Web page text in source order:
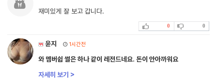
재미있게 잘 보고 갑니다.
0 0
윤지 1시간전
와 멤버쉽 썰은 하나 같이 레전드네요. 돈이 안아까워요
자세히 보기 >